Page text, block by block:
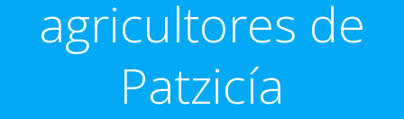
agricultores de
Patzicía